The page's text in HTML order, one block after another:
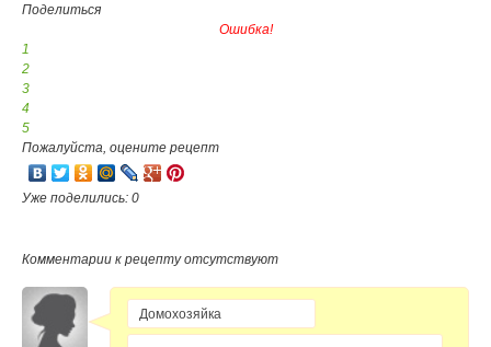
Поделиться
Ошибка!
1
2
3
4
5
Пожалуйста, оцените рецепт
Уже поделились: 0
Комментарии к рецепту отсутствуют